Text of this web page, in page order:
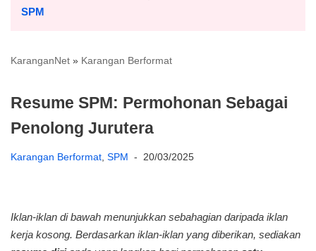
SPM
KaranganNet » Karangan Berformat
Resume SPM: Permohonan Sebagai
Penolong Jurutera
Karangan Berformat, SPM 20/03/2025
Iklan-iklan di bawah menunjukkan sebahagian daripada iklan
kerja kosong. Berdasarkan iklan-iklan yang diberikan, sediakan